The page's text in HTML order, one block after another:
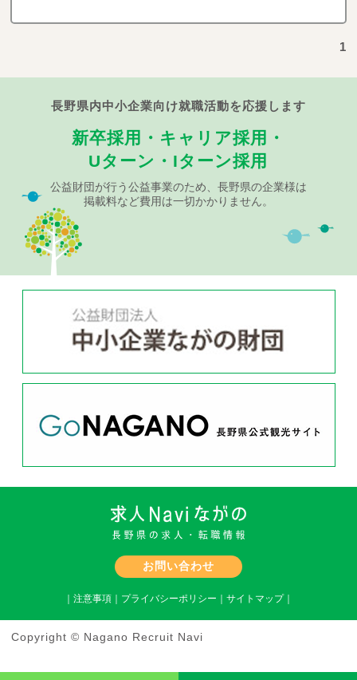
1
長野県内中小企業向け就職活動を応援します
新卒採用・キャリア採用・
Uターン・Iターン採用
公益財団が行う公益事業のため、長野県の企業様は
掲載料など費用は一切かかりません。
お問い合わせ
｜ 注意事項｜ プライバシーポリシー ｜ サイトマップ｜
Copyright © Nagano Recruit Navi